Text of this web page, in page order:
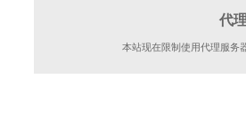
代
本站现在限制使用代理服务